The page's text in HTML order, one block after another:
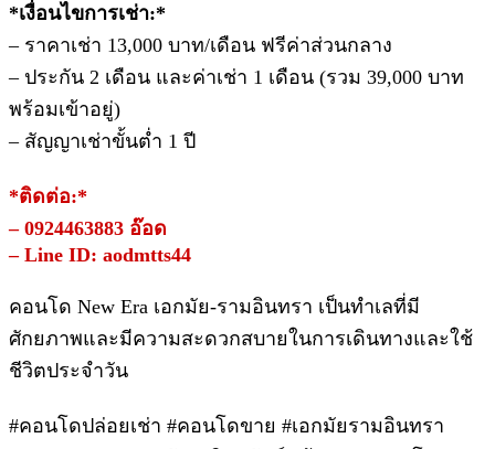
*เงื่อนไขการเช่า:*
– ราคาเช่า 13,000 บาท/เดือน ฟรีค่าส่วนกลาง
– ประกัน 2 เดือน และค่าเช่า 1 เดือน (รวม 39,000 บาท
พร้อมเข้าอยู่)
– สัญญาเช่าขั้นต่ำ 1 ปี
*ติดต่อ:*
– 0924463883 อ๊อด
– Line ID: aodmtts44
คอนโด New Era เอกมัย-รามอินทรา เป็นทำเลที่มี
ศักยภาพและมีความสะดวกสบายในการเดินทางและใช้
ชีวิตประจำวัน
#คอนโดปล่อยเช่า #คอนโดขาย #เอกมัยรามอินทรา